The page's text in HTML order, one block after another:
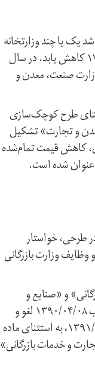
شد یک یا چند وزارتخانه
را به‌نحوی در یکدیگر ادغام کند که تا پایان سال دوم برنامه پنجم توسعه، تعداد وزارتخانه‌ها از ۲۱ به ۱۷ کاهش یابد. در سال
صنعت، معدن و
نگهبان، در راستای طرح کوچک‌سازی
و تجارت» تشکیل
کاهش قیمت تمام‌شده
شده است.
در طرحی، خواستار
وزارت بازرگانی
و «صنایع و
معادن» در قانون «تشکیل دو وزارتخانه تعاون، کار و رفاه اجتماعی و صنعت، معدن و تجارت» مصوب ۱۳۹۰/۰۴/۰۸ لغو و
«قانون تمرکز وظایف و اختیارات مربوط به بخش کشاورزی در وزارت جهاد کشاورزی» مصوب ۱۳۹۱/۱۱/۲۴، به استثنای ماده
و خدمات بازرگانی»